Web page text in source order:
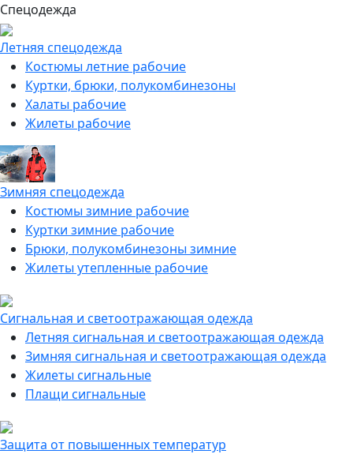
Спецодежда
Летняя спецодежда
Костюмы летние рабочие
Куртки, брюки, полукомбинезоны
Халаты рабочие
Жилеты рабочие
Зимняя спецодежда
Костюмы зимние рабочие
Куртки зимние рабочие
Брюки, полукомбинезоны зимние
Жилеты утепленные рабочие
Сигнальная и светоотражающая одежда
Летняя сигнальная и светоотражающая одежда
Зимняя сигнальная и светоотражающая одежда
Жилеты сигнальные
Плащи сигнальные
Защита от повышенных температур